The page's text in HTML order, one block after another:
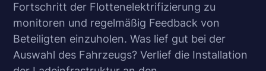
Fortschritt der Flottenelektrifizierung zu
monitoren und regelmäßig Feedback von
Beteiligten einzuholen. Was lief gut bei der
Auswahl des Fahrzeugs? Verlief die Installation